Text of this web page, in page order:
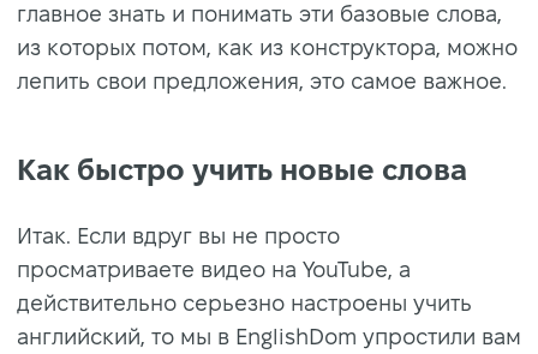
главное знать и понимать эти базовые слова,
из которых потом, как из конструктора, можно
лепить свои предложения, это самое важное.
Как быстро учить новые слова
Итак. Если вдруг вы не просто
просматриваете видео на YouTube, а
действительно серьезно настроены учить
английский, то мы в EnglishDom упростили вам